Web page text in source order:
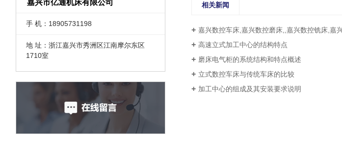
嘉兴市亿通机床有限公司
手 机：18905731198
地 址：浙江嘉兴市秀洲区江南摩尔东区
1710室
相关新闻
嘉兴数控车床,嘉兴数控磨床,,嘉兴数控铣床,嘉兴立式车床,嘉兴加工中心，嘉兴磨床,嘉兴龙门铣床，嘉兴平面磨床，嘉兴剪板机
高速立式加工中心的结构特点
磨床电气柜的系统结构和特点概述
立式数控车床与传统车床的比较
加工中心的组成及其安装要求说明